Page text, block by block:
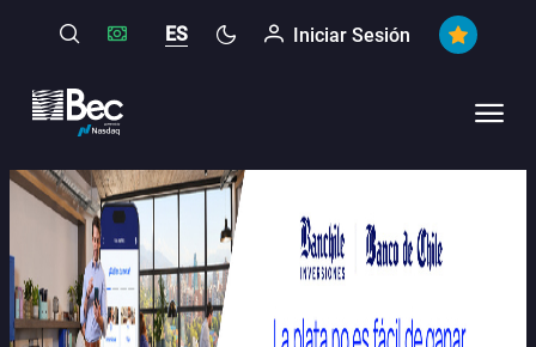
ES Iniciar Sesión